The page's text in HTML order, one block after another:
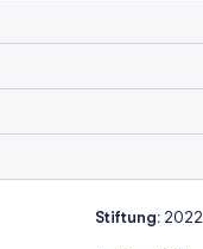
Stiftung: 2022